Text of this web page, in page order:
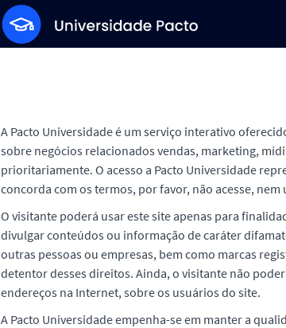
A Pacto Universidade é um serviço interativo
sobre negócios relacionados vendas, marketing,
prioritariamente. O acesso a Pacto Universidade
concorda com os termos, por favor, não acesse, nem
O visitante poderá usar este site apenas para
divulgar conteúdos ou informação de caráter
outras pessoas ou empresas, bem como marcas
detentor desses direitos. Ainda, o visitante não
endereços na Internet, sobre os usuários do site.
A Pacto Universidade empenha-se em manter a